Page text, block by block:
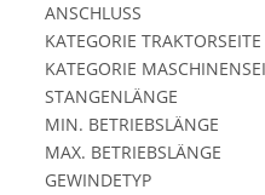
ANSCHLUSS
KATEGORIE TRAKTORSEITE
KATEGORIE
STANGENLÄNGE
MIN. BETRIEBSLÄNGE
MAX. BETRIEBSLÄNGE
GEWINDETYP